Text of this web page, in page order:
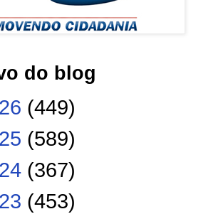
do blog
(449)
(589)
(367)
(453)